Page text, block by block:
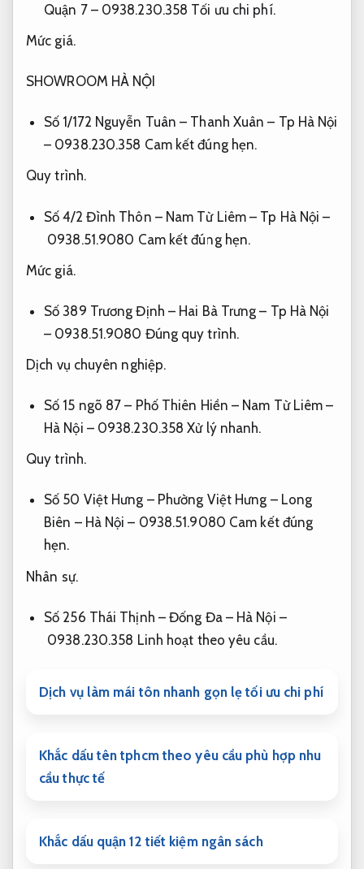
Quận 7 – 0938.230.358 Tối ưu chi phí.
Mức giá.
SHOWROOM HÀ NỘI
Số 1/172 Nguyễn Tuân – Thanh Xuân – Tp Hà Nội
– 0938.230.358 Cam kết đúng hẹn.
Quy trình.
Số 4/2 Đình Thôn – Nam Từ Liêm – Tp Hà Nội –
0938.51.9080 Cam kết đúng hẹn.
Mức giá.
Số 389 Trương Định – Hai Bà Trưng – Tp Hà Nội
– 0938.51.9080 Đúng quy trình.
Dịch vụ chuyên nghiệp.
Số 15 ngõ 87 – Phố Thiên Hiền – Nam Từ Liêm –
Hà Nội – 0938.230.358Xử lý nhanh.
Quy trình.
Số 50 Việt Hưng – Phường Việt Hưng – Long
Biên – Hà Nội – 0938.51.9080 Cam kết đúng
hẹn.
Nhân sự.
Số 256 Thái Thịnh – Đống Đa – Hà Nội –
0938.230.358 Linh hoạt theo yêu cầu.
Dịch vụ làm mái tôn nhanh gọn lẹ tối ưu chi phí
Khắc dấu tên tphcm theo yêu cầu phù hợp nhu
cầu thực tế
Khắc dấu quận 12 tiết kiệm ngân sách